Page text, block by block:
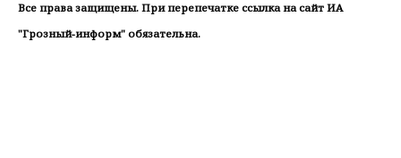
Все права защищены. При перепечатке ссылка на сайт ИА
"Грозный-информ" обязательна.